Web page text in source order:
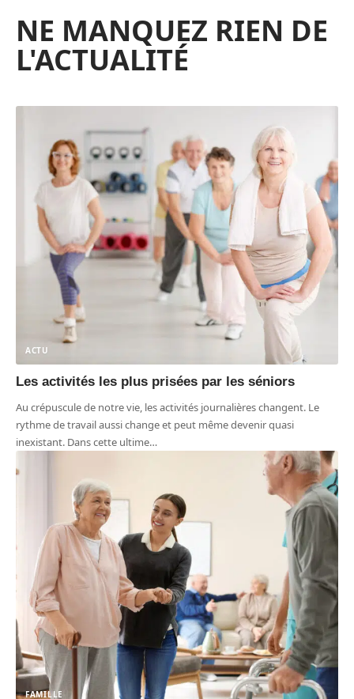
NE MANQUEZ RIEN DE
L'ACTUALITÉ
ACTU
Les activités les plus prisées par les séniors
Au crépuscule de notre vie, les activités journalières changent. Le
rythme de travail aussi change et peut même devenir quasi
inexistant. Dans cette ultime…
FAMILLE